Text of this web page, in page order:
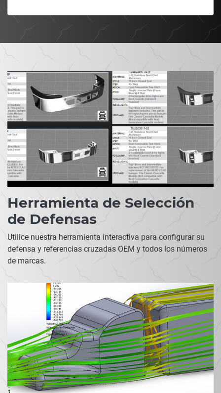
Herramienta de Selección
de Defensas
Utilice nuestra herramienta interactiva para configurar su
defensa y referencias cruzadas OEM y todos los números
de marcas.